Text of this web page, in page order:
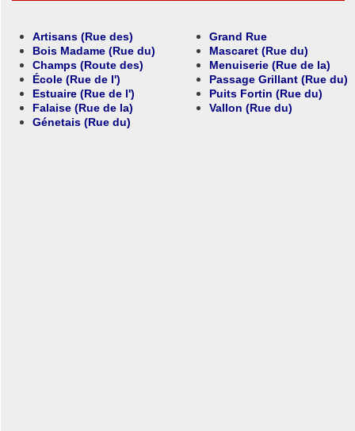
Artisans (Rue des)
Bois Madame (Rue du)
Champs (Route des)
École (Rue de l')
Estuaire (Rue de l')
Falaise (Rue de la)
Génetais (Rue du)
Grand Rue
Mascaret (Rue du)
Menuiserie (Rue de la)
Passage Grillant (Rue du)
Puits Fortin (Rue du)
Vallon (Rue du)